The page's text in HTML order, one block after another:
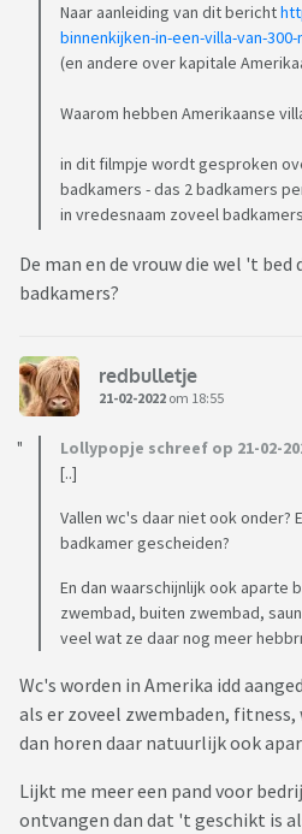
Naar aanleiding van dit bericht
binnenkijken-in-een-villa-van-
(en andere over kapitale
Waarom hebben Amerikaanse
in dit filmpje wordt gesproken
badkamers - das 2 badkamers
in vredesnaam zoveel
De man en de vrouw die wel 't bed
badkamers?
redbulletje
21-02-2022 om 18:55
Lollypopje schreef op 21-02-
[..]
Vallen wc's daar niet ook onder?
badkamer gescheiden?
En dan waarschijnlijk ook aparte
zwembad, buiten zwembad,
veel wat ze daar nog meer
Wc's worden in Amerika idd
als er zoveel zwembaden,
dan horen daar natuurlijk ook
Lijkt me meer een pand voor
ontvangen dan dat 't geschikt is